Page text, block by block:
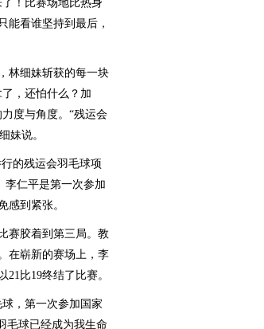
！比赛场地比热身
能看谁坚持到最后，
细妹斩获的每一块
，还怕什么？加
度与角度。“残运会
妹说。
的残运会羽毛球项
李仁平是第一次参加
感到紧张。
胶着到第三局。教
在崭新的赛场上，李
比19终结了比赛。
，第一次参加国家
毛球已经成为我生命